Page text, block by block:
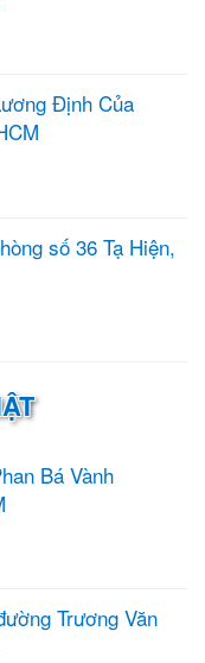
Định Của
số 36 Tạ Hiện,
Bá Vành
Trương Văn